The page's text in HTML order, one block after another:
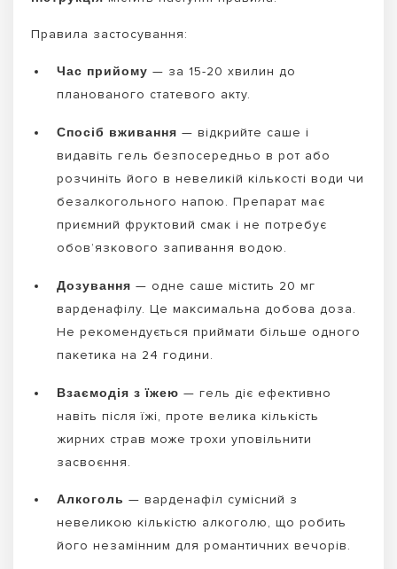
Правила застосування:
Час прийому — за 15-20 хвилин до
планованого статевого акту.
Спосіб вживання — відкрийте саше і
видавіть гель безпосередньо в рот або
розчиніть його в невеликій кількості води чи
безалкогольного напою. Препарат має
приємний фруктовий смак і не потребує
обов’язкового запивання водою.
Дозування — одне саше містить 20 мг
варденафілу. Це максимальна добова доза.
Не рекомендується приймати більше одного
пакетика на 24 години.
Взаємодія з їжею — гель діє ефективно
навіть після їжі, проте велика кількість
жирних страв може трохи уповільнити
засвоєння.
Алкоголь — варденафіл сумісний з
невеликою кількістю алкоголю, що робить
його незамінним для романтичних вечорів.